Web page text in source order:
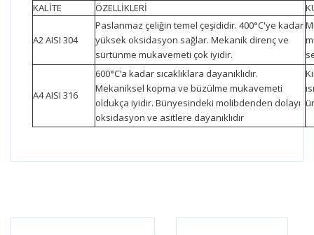
KALİTE
ÖZELLİKLERİ
A2 AISI 304
Paslanmaz çeliğin temel çeşididir. 400°C'ye kadar
yüksek oksidasyon sağlar. Mekanik direnç ve
sürtünme mukavemeti çok iyidir.
A4 AISI 316
600°C’a kadar sıcaklıklara dayanıklıdır.
Mekaniksel kopma ve büzülme mukavemeti
oldukça iyidir. Bünyesindeki molibdenden dolayı
oksidasyon ve asitlere dayanıklıdır
Yorum Yaz